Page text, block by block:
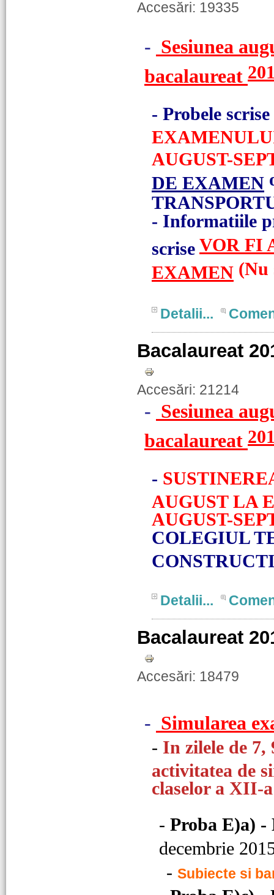
Accesări: 19335
- Sesiunea
bacalaureat
- Probele
AUGUST-
DE EXAMEN
- Informatiile
scrise VOR FI
EXAMEN (Nu
Detalii...
Bacalaureat
Accesări: 21214
- Sesiunea
bacalaureat
-
AUGUST LA
AUGUST-
COLEGIUL
Detalii...
Bacalaureat
Accesări: 18479
- Simularea
- In zilele de 7,
activitatea de
claselor a XII-a
- Proba E)a) -
decembrie
- Subiecte si